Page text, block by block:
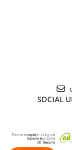
SOCIAL